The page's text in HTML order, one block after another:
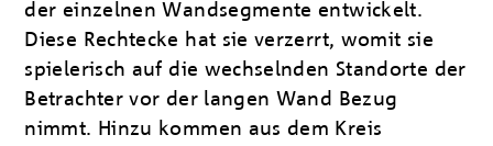
der einzelnen Wandsegmente entwickelt.
Diese Rechtecke hat sie verzerrt, womit sie
spielerisch auf die wechselnden Standorte der
Betrachter vor der langen Wand Bezug
nimmt. Hinzu kommen aus dem Kreis